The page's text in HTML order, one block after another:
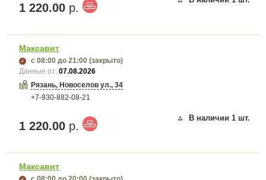
1 220.00 р.
Максавит
с 08:00 до 21:00 (закрыто)
Данные от:07.08.2026
Рязань, Новоселов ул., 34
+7-930-882-08-21
1 220.00 р.
В наличии 1 шт.
Максавит